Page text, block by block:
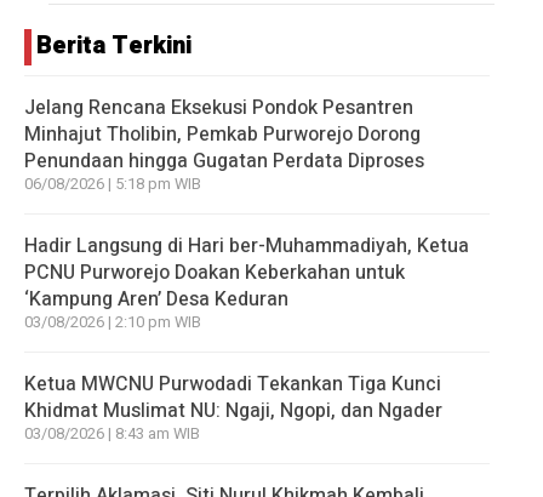
Berita Terkini
Jelang Rencana Eksekusi Pondok Pesantren
Minhajut Tholibin, Pemkab Purworejo Dorong
Penundaan hingga Gugatan Perdata Diproses
06/08/2026 | 5:18 pm WIB
Hadir Langsung di Hari ber-Muhammadiyah, Ketua
PCNU Purworejo Doakan Keberkahan untuk
‘Kampung Aren’ Desa Keduran
03/08/2026 | 2:10 pm WIB
Ketua MWCNU Purwodadi Tekankan Tiga Kunci
Khidmat Muslimat NU: Ngaji, Ngopi, dan Ngader
03/08/2026 | 8:43 am WIB